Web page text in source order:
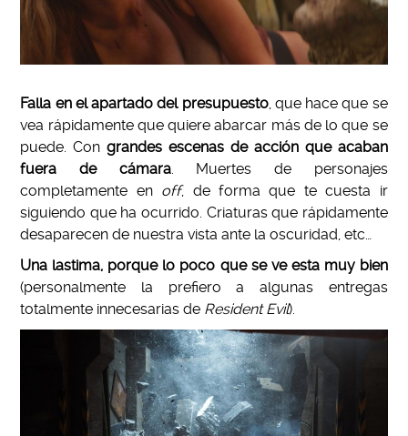
Falla en el apartado del presupuesto, que hace que se
vea rápidamente que quiere abarcar más de lo que se
puede. Congrandes escenas de acción que acaban
fuera de cámara. Muertes de personajes
completamente en off, de forma que te cuesta ir
siguiendo que ha ocurrido. Criaturas que rápidamente
desaparecen de nuestra vista ante la oscuridad, etc…
Una lastima, porque lo poco que se ve esta muy bien
(personalmente la prefiero a algunas entregas
totalmente innecesarias de Resident Evil).